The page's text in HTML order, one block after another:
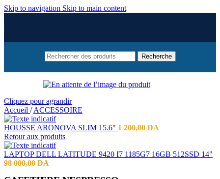
Skip to navigation Skip to main content
Recherche
Cliquez pour agrandir
Accueil / ACCESSOIRE
HOUSSE ARONOVA SLIM 15.6" 1 200,00 DA
Retour aux produits
LAPTOP DELL LATITUDE 9420 I7 1185G7 16GB 512SSD 14"
98 000,00 DA